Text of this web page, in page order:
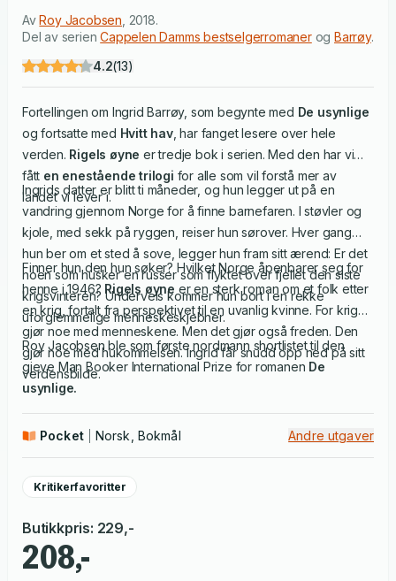
AvRoy Jacobsen 2018.
Del av serienCappelen Damms bestselgerromanerogBarrøy.
4.2(13)
Fortellingen om Ingrid Barrøy, som begynte med De usynlige
og fortsatte med Hvitt hav, har fanget lesere over hele
verden. Rigels øyne er tredje bok i serien. Med den har vi
fått en enestående trilogi for alle som vil forstå mer av
landet vi lever i.
Ingrids datter er blitt ti måneder, og hun legger ut på en
vandring gjennom Norge for å finne barnefaren. I støvler og
kjole, med sekk på ryggen, reiser hun sørover. Hver gang
hun ber om et sted å sove, legger hun fram sitt ærend: Er det
noen som husker en russer som flyktet over fjellet den siste
krigsvinteren? Underveis kommer hun bort i en rekke
uforglemmelige menneskeskjebner.
Finner hun den hun søker? Hvilket Norge åpenbarer seg for
henne i 1946? Rigels øyne er en sterk roman om et folk etter
en krig, fortalt fra perspektivet til en uvanlig kvinne. For krigen
gjør noe med menneskene. Men det gjør også freden. Den
gjør noe med hukommelsen. Ingrid får snudd opp ned på sitt
verdensbilde.
Roy Jacobsen ble som første nordmann shortlistet til den
gjeve Man Booker International Prize for romanen De
usynlige.
Pocket Norsk, Bokmål Andre utgaver
Kritikerfavoritter
Butikkpris: 229,-
208,-